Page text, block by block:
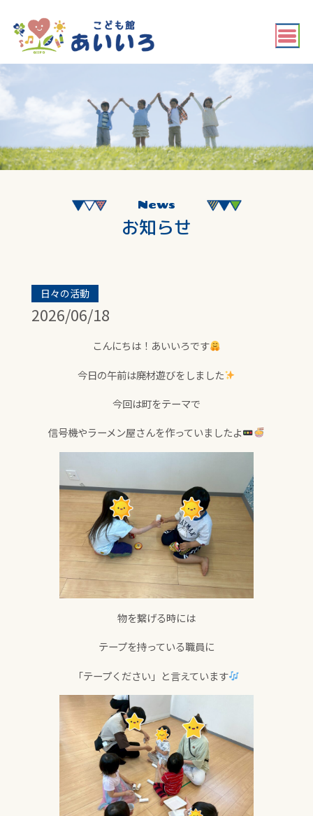
News
お知らせ
日々の活動
2026/06/18
こんにちは！あいいろです
今日の午前は廃材遊びをしました
今回は町をテーマで
信号機やラーメン屋さんを作っていましたよ
物を繋げる時には
テープを持っている職員に
「テープください」と言えています